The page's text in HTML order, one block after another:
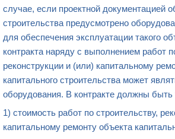
случае, если проектной документацией
строительства предусмотрено
для обеспечения эксплуатации такого
контракта наряду с выполнением работ
реконструкции и (или) капитальному
капитального строительства может
оборудования. В контракте должны быть
1) стоимость работ по строительству,
капитальному ремонту объекта